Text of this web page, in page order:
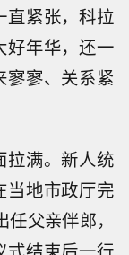
直紧张，科拉
好年华，还一
寥寥、关系紧
拉满。新人统
当地市政厅完
父亲伴郎，